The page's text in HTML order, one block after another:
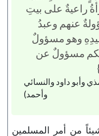
راعيةٌ على بيتِ
عنهم وعبدُ
وهو مسؤولٌ
مسؤولٌ عن
وأبو داود والنسائي
وأحمد)
من أمر المسلمين